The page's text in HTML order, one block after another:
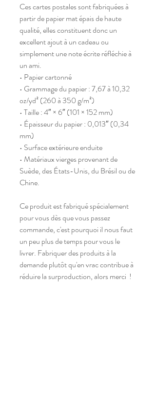
Ces cartes postales sont fabriquées à
partir de papier mat épais de haute
qualité, elles constituent donc un
excellent ajout à un cadeau ou
simplement une note écrite réfléchie à
un ami.
• Papier cartonné
• Grammage du papier : 7,67 à 10,32
oz/yd² (260 à 350 g/m²)
• Taille : 4″ × 6″ (101 × 152 mm)
• Épaisseur du papier : 0,013″ (0,34
mm)
• Surface extérieure enduite
• Matériaux vierges provenant de
Suède, des États-Unis, du Brésil ou de
Chine.
Ce produit est fabriqué spécialement
pour vous dès que vous passez
commande, c'est pourquoi il nous faut
un peu plus de temps pour vous le
livrer. Fabriquer des produits à la
demande plutôt qu'en vrac contribue à
réduire la surproduction, alors merci  !